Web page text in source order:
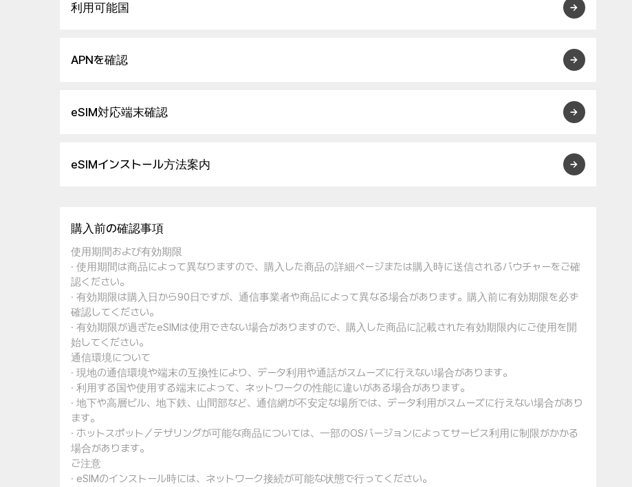
利用可能国
APNを確認
eSIM対応端末確認
eSIMインストール方法案内
購入前の確認事項
使用期間および有効期限
· 使用期間は商品によって異なりますので、購入した商品の詳細ページまたは購入時に送信されるバウチャーをご確
認ください。
· 有効期限は購入日から90日ですが、通信事業者や商品によって異なる場合があります。購入前に有効期限を必ず
確認してください。
· 有効期限が過ぎたeSIMは使用できない場合がありますので、購入した商品に記載された有効期限内にご使用を開
始してください。
通信環境について
· 現地の通信環境や端末の互換性により、データ利用や通話がスムーズに行えない場合があります。
· 利用する国や使用する端末によって、ネットワークの性能に違いがある場合があります。
· 地下や高層ビル、地下鉄、山間部など、通信網が不安定な場所では、データ利用がスムーズに行えない場合があり
ます。
· ホットスポット／テザリングが可能な商品については、一部のOSバージョンによってサービス利用に制限がかかる
場合があります。
ご注意
· eSIMのインストール時には、ネットワーク接続が可能な状態で行ってください。